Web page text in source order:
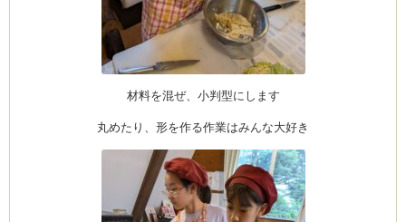
材料を混ぜ、小判型にします
丸めたり、形を作る作業はみんな大好き